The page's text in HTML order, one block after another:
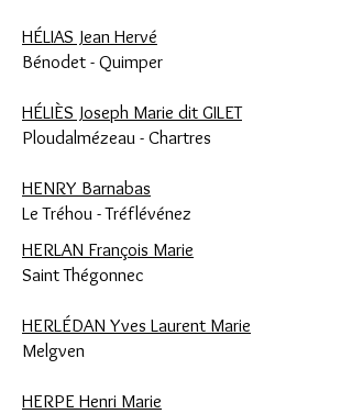
HÉLIAS Jean Hervé
Bénodet - Quimper
HÉLIÈS Joseph Marie dit GILET
Ploudalmézeau - Chartres
HENRY Barnabas
Le Tréhou -Tréflévénez
HERLAN François Marie
Saint Thégonnec
HERLÉDAN Yves Laurent Marie
Melgven
HERPE Henri Marie